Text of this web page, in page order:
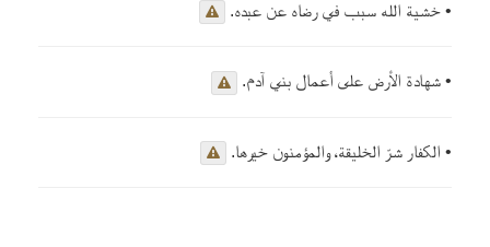
• خشية الله سبب في رضاه عن عبده.
• شهادة الأرض على أعمال بني آدم.
• الكفار شرّ الخليقة، والمؤمنون خيرها.